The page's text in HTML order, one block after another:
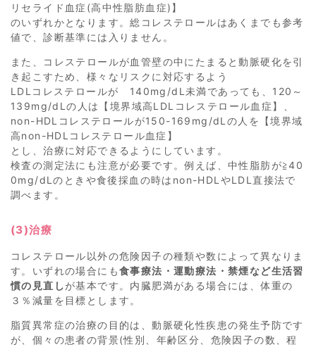
リセライド血症(高中性脂肪血症)】
のいずれかとなります。総コレステロールはあくまでも参考
値で、診断基準には入りません。
また、コレステロールが血管壁の中にたまると動脈硬化を引
き起こすため、様々なリスクに対応するよう
LDLコレステロールが 140mg/dL未満であっても、120～
139mg/dLの人は【境界域高LDLコレステロール血症】、
non-HDLコレステロールが150-169mg/dLの人を【境界域
高non-HDLコレステロール血症】
とし、治療に対応できるようにしています。
検査の測定法にも注意が必要です。例えば、中性脂肪が≧40
0mg/dLのときや食後採血の時はnon-HDLやLDL直接法で
調べます。
(3)治療
コレステロール以外の危険因子の種類や数によって異なりま
す。いずれの場合にも食事療法・運動療法・禁煙など生活習
慣の見直しが基本です。内臓肥満がある場合には、体重の
３％減量を目標とします。
脂質異常症の治療の目的は、動脈硬化性疾患の発生予防です
が、個々の患者の背景(性別、年齢区分、危険因子の数、程